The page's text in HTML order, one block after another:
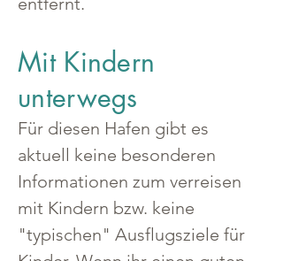
Mit Kindern
unterwegs
Für diesen Hafen gibt es
aktuell keine besonderen
Informationen zum verreisen
mit Kindern bzw. keine
"typischen" Ausflugsziele für